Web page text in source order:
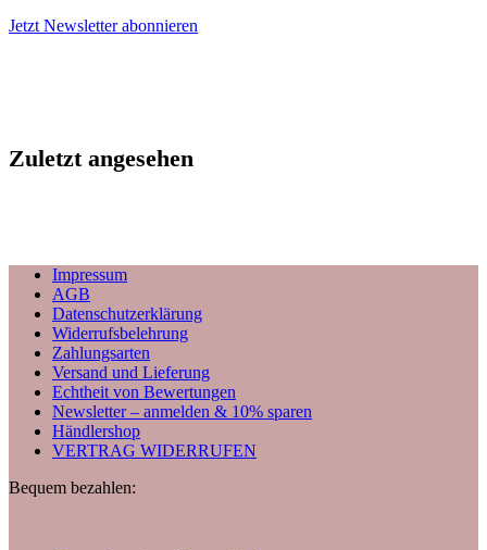
Jetzt Newsletter abonnieren
Zuletzt angesehen
Impressum
AGB
Datenschutzerklärung
Widerrufsbelehrung
Zahlungsarten
Versand und Lieferung
Echtheit von Bewertungen
Newsletter – anmelden & 10% sparen
Händlershop
VERTRAG WIDERRUFEN
Bequem bezahlen: